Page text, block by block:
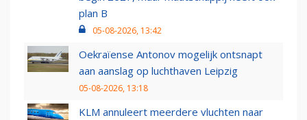
plan B
05-08-2026, 13:42
Oekraïense Antonov mogelijk ontsnapt
aan aanslag op luchthaven Leipzig
05-08-2026, 13:18
KLM annuleert meerdere vluchten naar